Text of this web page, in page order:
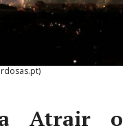
Atrair o